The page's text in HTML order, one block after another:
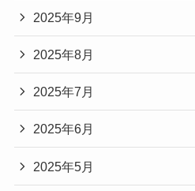
2025年9月
2025年8月
2025年7月
2025年6月
2025年5月